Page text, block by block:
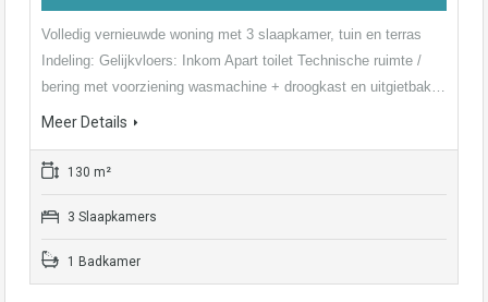
Volledig vernieuwde woning met 3 slaapkamer, tuin en terras
Indeling: Gelijkvloers: Inkom Apart toilet Technische ruimte /
bering met voorziening wasmachine + droogkast en uitgietbak…
Meer Details
130 m²
3 Slaapkamers
1 Badkamer